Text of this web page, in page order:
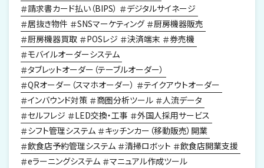
請求書カード払い（BIPS）
デジタルサイネージ
居抜き物件
SNSマーケティング
厨房機器販売
厨房機器買取
POSレジ 決済端末
券売機
モバイルオーダーシステム
タブレットオーダー（テーブルオーダー）
QRオーダー（スマホオーダー）
テイクアウトオーダー
インバウンド対策
商圏分析ツール
人流データ
セルフレジ
LED交換・工事
外国人採用サービス
シフト管理システム
キッチンカー（移動販売）開業
飲食店予約管理システム
清掃ロボット
飲食店開業支援
eラーニングシステム
マニュアル作成ツール